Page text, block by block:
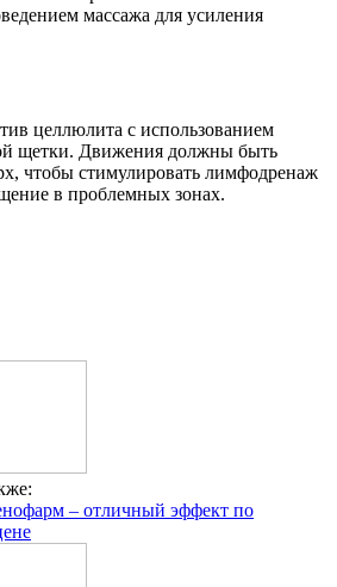
массажа для усиления
целлюлита с использованием
щетки. Движения должны быть
чтобы стимулировать лимфодренаж
в проблемных зонах.
– отличный эффект по